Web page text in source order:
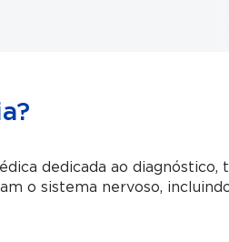
dedicada ao
o sistema nervoso,